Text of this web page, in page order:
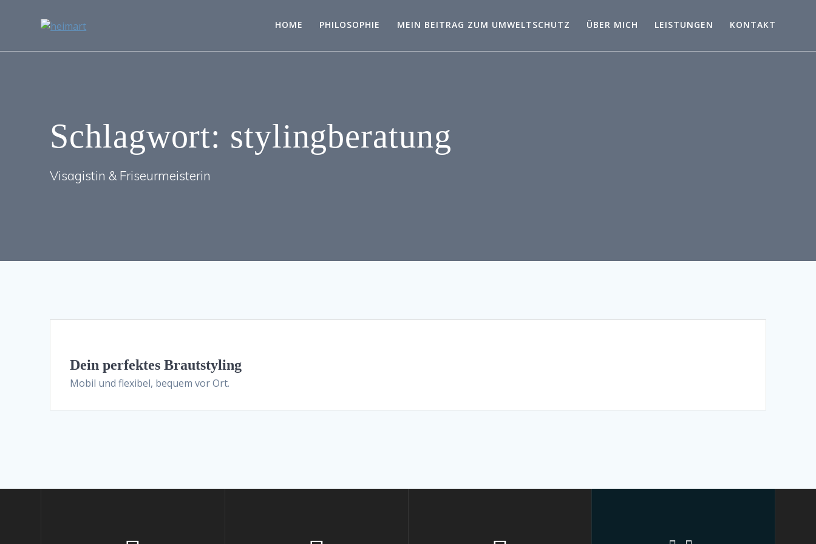
HOME PHILOSOPHIE MEIN BEITRAG ZUM UMWELTSCHUTZ ÜBER MICH LEISTUNGEN KONTAKT
Schlagwort: stylingberatung
Visagistin & Friseurmeisterin
Dein perfektes Brautstyling
Mobil und flexibel, bequem vor Ort.